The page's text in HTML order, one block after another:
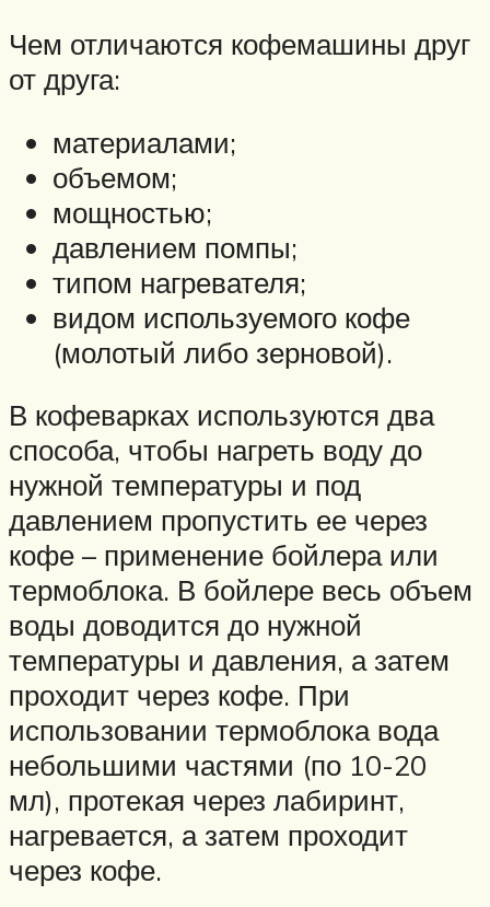
Чем отличаются кофемашины друг
от друга:
материалами;
объемом;
мощностью;
давлением помпы;
типом нагревателя;
видом используемого кофе
(молотый либо зерновой).
В кофеварках используются два
способа, чтобы нагреть воду до
нужной температуры и под
давлением пропустить ее через
кофе – применение бойлера или
термоблока. В бойлере весь объем
воды доводится до нужной
температуры и давления, а затем
проходит через кофе. При
использовании термоблока вода
небольшими частями (по 10-20
мл), протекая через лабиринт,
нагревается, а затем проходит
через кофе.